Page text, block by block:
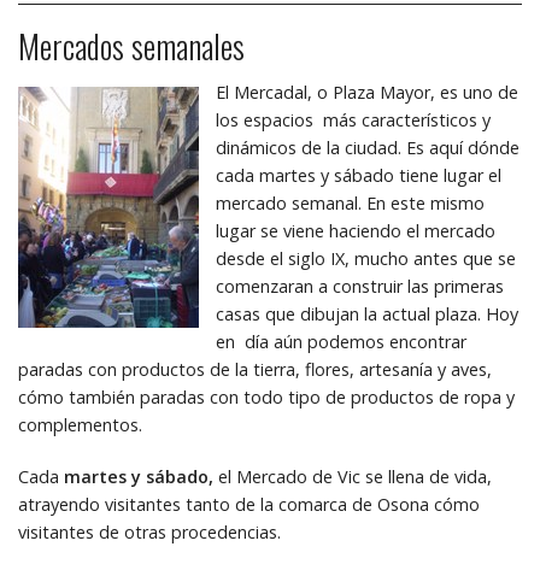
Mercados semanales
El Mercadal, o Plaza Mayor, es uno de
los espacios más característicos y
dinámicos de la ciudad. Es aquí dónde
cada martes y sábado tiene lugar el
mercado semanal. En este mismo
lugar se viene haciendo el mercado
desde el siglo IX, mucho antes que se
comenzaran a construir las primeras
casas que dibujan la actual plaza. Hoy
en día aún podemos encontrar
paradas con productos de la tierra, flores, artesanía y aves,
cómo también paradas con todo tipo de productos de ropa y
complementos.
Cada martes y sábado, el Mercado de Vic se llena de vida,
atrayendo visitantes tanto de la comarca de Osona cómo
visitantes de otras procedencias.